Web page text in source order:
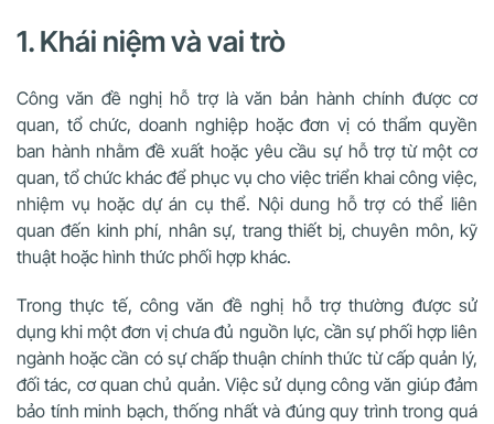
1. Khái niệm và vai trò
Công văn đề nghị hỗ trợ là văn bản hành chính được cơ
quan, tổ chức, doanh nghiệp hoặc đơn vị có thẩm quyền
ban hành nhằm đề xuất hoặc yêu cầu sự hỗ trợ từ một cơ
quan, tổ chức khác để phục vụ cho việc triển khai công việc,
nhiệm vụ hoặc dự án cụ thể. Nội dung hỗ trợ có thể liên
quan đến kinh phí, nhân sự, trang thiết bị, chuyên môn, kỹ
thuật hoặc hình thức phối hợp khác.
Trong thực tế, công văn đề nghị hỗ trợ thường được sử
dụng khi một đơn vị chưa đủ nguồn lực, cần sự phối hợp liên
ngành hoặc cần có sự chấp thuận chính thức từ cấp quản lý,
đối tác, cơ quan chủ quản. Việc sử dụng công văn giúp đảm
bảo tính minh bạch, thống nhất và đúng quy trình trong quá